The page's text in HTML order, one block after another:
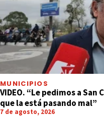
MUNICIPIOS
VIDEO. “Le pedimos a
que la está pasando mal”
7 de agosto, 2026